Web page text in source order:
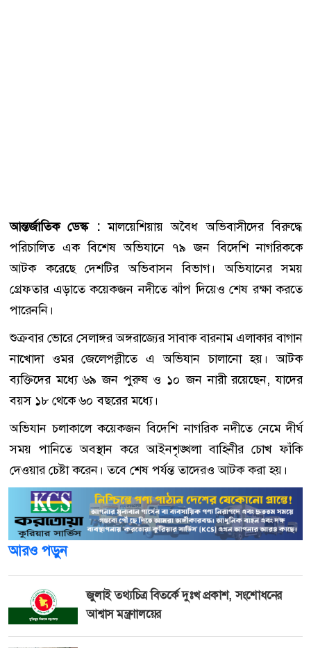
আন্তর্জাতিক ডেস্ক:মালয়েশিয়ায় অবৈধ অভিবাসীদের বিরুদ্ধে
পরিচালিত এক বিশেষ অভিযানে ৭৯ জন বিদেশি নাগরিককে
আটক করেছে দেশটির অভিবাসন বিভাগ। অভিযানের সময়
গ্রেফতার এড়াতে কয়েকজন নদীতে ঝাঁপ দিয়েও শেষ রক্ষা করতে
পারেননি।
শুক্রবার ভোরে সেলাঙ্গর অঙ্গরাজ্যের সাবাক বারনাম এলাকার বাগান
নাখোদা ওমর জেলেপল্লীতে এ অভিযান চালানো হয়। আটক
ব্যক্তিদের মধ্যে ৬৯ জন পুরুষ ও ১০ জন নারী রয়েছেন, যাদের
বয়স ১৮ থেকে ৬০ বছরের মধ্যে।
অভিযান চলাকালে কয়েকজন বিদেশি নাগরিক নদীতে নেমে দীর্ঘ
সময় পানিতে অবস্থান করে আইনশৃঙ্খলা বাহিনীর চোখ ফাঁকি
দেওয়ার চেষ্টা করেন। তবে শেষ পর্যন্ত তাদেরও আটক করা হয়।
আরও পড়ুন
জুলাই তথ্যচিত্র বিতর্কে দুঃখ প্রকাশ, সংশোধনের
আশ্বাস মন্ত্রণালয়ের